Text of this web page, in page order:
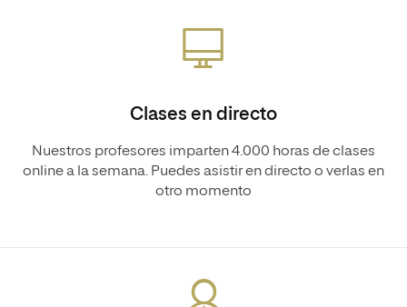
Clases en directo
Nuestros profesores imparten 4.000 horas de clases
online a la semana. Puedes asistir en directo o verlas en
otro momento